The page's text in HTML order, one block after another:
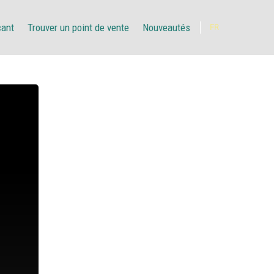
Trouver un point de vente Nouveautés FR